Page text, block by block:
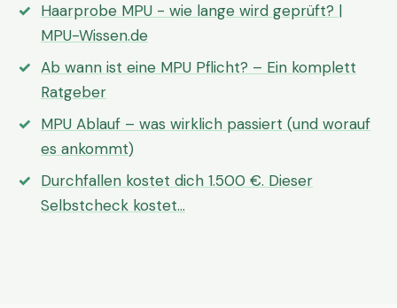
Haarprobe MPU - wie lange wird geprüft? |
MPU-Wissen.de
Ab wann ist eine MPU Pflicht? – Ein komplett
Ratgeber
MPU Ablauf – was wirklich passiert (und worauf
es ankommt)
Durchfallen kostet dich 1.500 €. Dieser
Selbstcheck kostet…